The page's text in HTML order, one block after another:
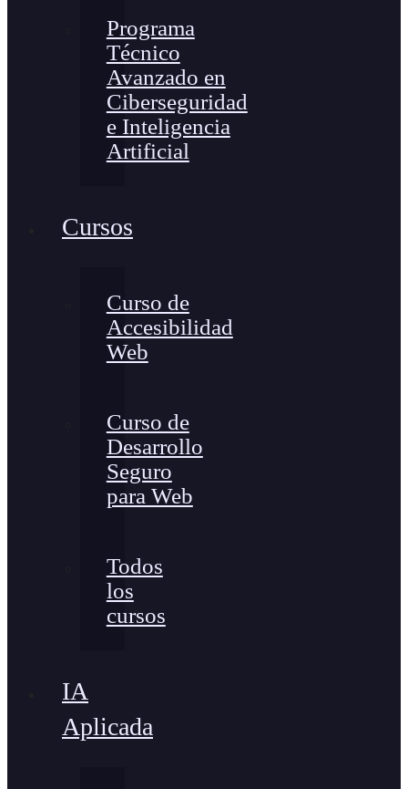
Programa
Técnico
Avanzado en
Ciberseguridad
e Inteligencia
Artificial
Cursos
Curso de
Accesibilidad
Web
Curso de
Desarrollo
Seguro
para Web
Todos
los
cursos
IA
Aplicada